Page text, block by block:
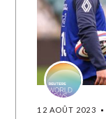
12 AOÛT 2023